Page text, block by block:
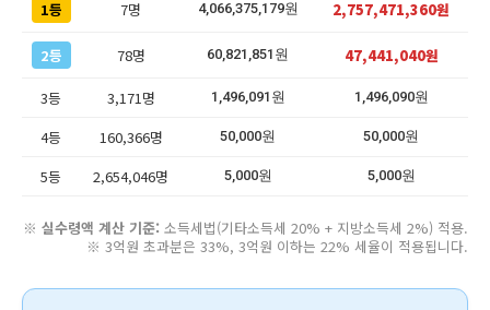
1등 7명 4,066,375,179원 2,757,471,360원
2등 78명 60,821,851원 47,441,040원
3등 3,171명 1,496,091원 1,496,090원
4등 160,366명 50,000원 50,000원
5등 2,654,046명 5,000원 5,000원
※ 실수령액 계산 기준: 소득세법(기타소득세 20% + 지방소득세 2%) 적용.
※ 3억원 초과분은 33%, 3억원 이하는 22% 세율이 적용됩니다.